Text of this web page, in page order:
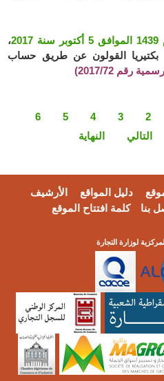
،
بكتيريا القولون عن طريق حساب
رقم 2017/72)
2
3
4
5
6
التالي النهاية
دليل المواقع
الأرشيف
بنا كلمة افتتاح الموقع
لوزارة التجارة